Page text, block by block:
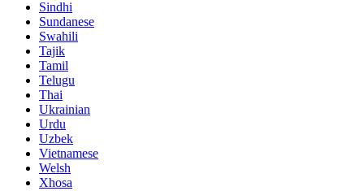
Sindhi
Sundanese
Swahili
Tajik
Tamil
Telugu
Thai
Ukrainian
Urdu
Uzbek
Vietnamese
Welsh
Xhosa